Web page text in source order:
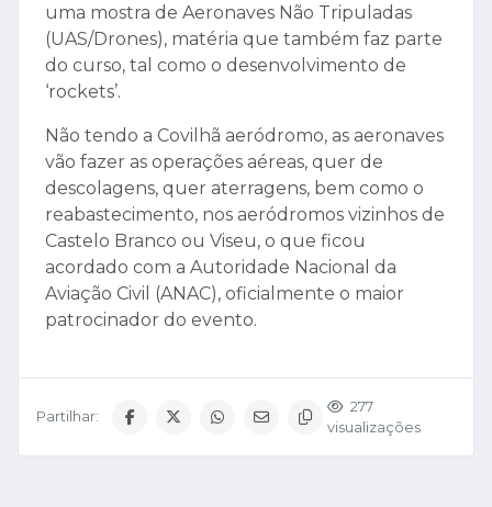
uma mostra de Aeronaves Não Tripuladas
(UAS/Drones), matéria que também faz parte
do curso, tal como o desenvolvimento de
‘rockets’.
Não tendo a Covilhã aeródromo, as aeronaves
vão fazer as operações aéreas, quer de
descolagens, quer aterragens, bem como o
reabastecimento, nos aeródromos vizinhos de
Castelo Branco ou Viseu, o que ficou
acordado com a Autoridade Nacional da
Aviação Civil (ANAC), oficialmente o maior
patrocinador do evento.
Partilhar:
277
visualizações